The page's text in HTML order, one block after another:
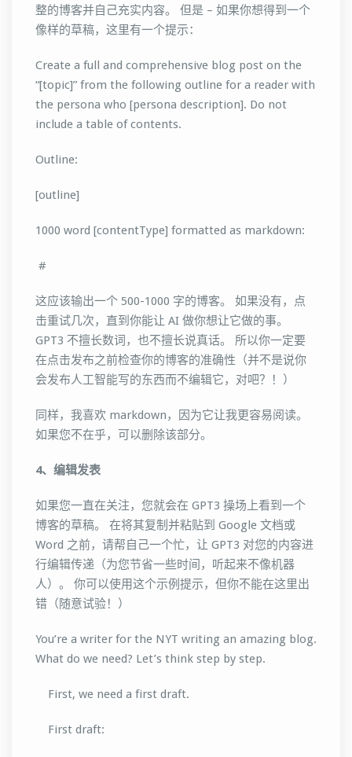
整的博客并自己充实内容。 但是 – 如果你想得到一个
像样的草稿，这里有一个提示：
Create a full and comprehensive blog post on the
“[topic]” from the following outline for a reader with
the persona who [persona description]. Do not
include a table of contents.
Outline:
[outline]
1000 word [contentType] formatted as markdown:
#
这应该输出一个 500-1000 字的博客。 如果没有，点
击重试几次，直到你能让 AI 做你想让它做的事。
GPT3 不擅长数词，也不擅长说真话。 所以你一定要
在点击发布之前检查你的博客的准确性（并不是说你
会发布人工智能写的东西而不编辑它，对吧？！）
同样，我喜欢 markdown，因为它让我更容易阅读。
如果您不在乎，可以删除该部分。
4、编辑发表
如果您一直在关注，您就会在 GPT3 操场上看到一个
博客的草稿。 在将其复制并粘贴到 Google 文档或
Word 之前，请帮自己一个忙，让 GPT3 对您的内容进
行编辑传递（为您节省一些时间，听起来不像机器
人）。 你可以使用这个示例提示，但你不能在这里出
错（随意试验！）
You’re a writer for the NYT writing an amazing blog.
What do we need? Let’s think step by step.
First, we need a first draft.
First draft: